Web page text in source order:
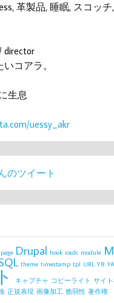
革製品, 睡眠, スコッチ
director
コアラ。
生息
uessy_akr
のツイート
Drupal hook iosdc module
theme timestamp tpl URL Y8
キャプチャ コピーライト サイ
正規表現 画像加工 脆弱性 著作権